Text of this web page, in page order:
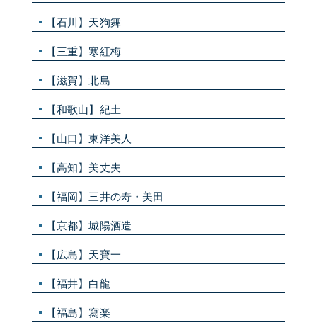
【石川】天狗舞
【三重】寒紅梅
【滋賀】北島
【和歌山】紀土
【山口】東洋美人
【高知】美丈夫
【福岡】三井の寿・美田
【京都】城陽酒造
【広島】天寶一
【福井】白龍
【福島】寫楽